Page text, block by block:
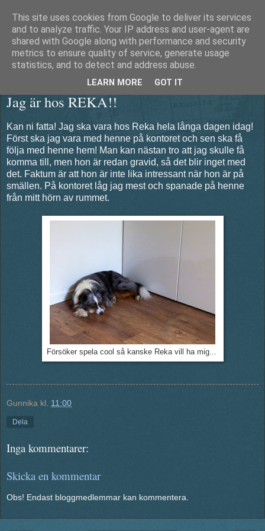
Äventyrshunden Diesel
Jag är hos REKA!!
Kan ni fatta! Jag ska vara hos Reka hela långa dagen idag!
Först ska jag vara med henne på kontoret och sen ska få
följa med henne hem! Man kan nästan tro att jag skulle få
komma till, men hon är redan gravid, så det blir inget med
det. Faktum är att hon är inte lika intressant när hon är på
smällen. På kontoret låg jag mest och spanade på henne
från mitt hörn av rummet.
Försöker spela cool så kanske Reka vill ha mig...
Gunnika kl. 11:00
Dela
Inga kommentarer:
Skicka en kommentar
Obs! Endast bloggmedlemmar kan kommentera.
This site uses cookies from Google to deliver its services
and to analyze traffic. Your IP address and user-agent are
shared with Google along with performance and security
metrics to ensure quality of service, generate usage
statistics, and to detect and address abuse.
LEARN MORE GOT IT